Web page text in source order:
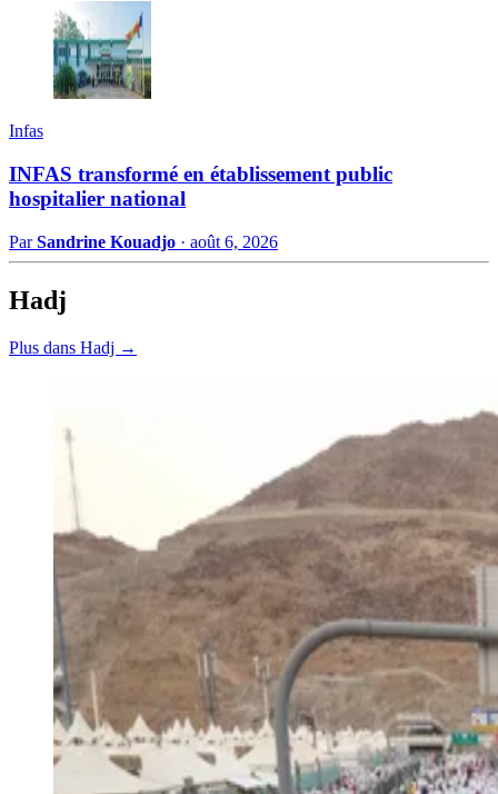
Infas
INFAS transformé en établissement public
hospitalier national
ParSandrine Kouadjo · août 6, 2026
Hadj
Plus dans Hadj →